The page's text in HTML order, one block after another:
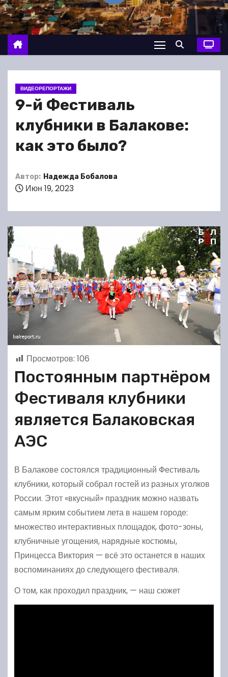
о
м
у
ВИДЕОРЕПОРТАЖИ
9-й Фестиваль
клубники в Балакове:
как это было?
Автор: Надежда Бобалова
Июн 19, 2023
Просмотров: 106
Постоянным партнёром
Фестиваля клубники
является Балаковская
АЭС
В Балакове состоялся традиционный Фестиваль
клубники, который собрал гостей из разных уголков
России. Этот «вкусный» праздник можно назвать
самым ярким событием лета в нашем городе:
множество интерактивных площадок, фото-зоны,
клубничные угощения, нарядные костюмы,
Принцесса Виктория — всё это останется в наших
воспоминаниях до следующего фестиваля.
О том, как проходил праздник, — наш сюжет